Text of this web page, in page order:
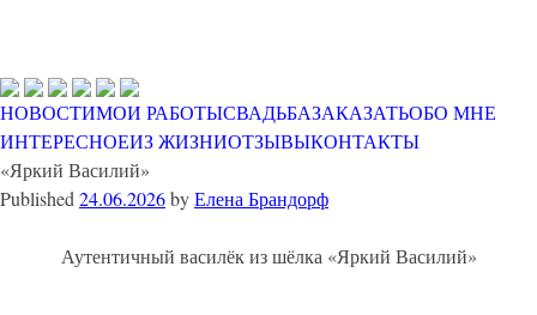
Skip
to
content
НОВОСТИМОИ РАБОТЫСВАДЬБАЗАКАЗАТЬОБО МНЕ
ИНТЕРЕСНОЕИЗ ЖИЗНИОТЗЫВЫКОНТАКТЫ
«Яркий Василий»
Published 24.06.2026byЕлена Брандорф
Аутентичный василёк из шёлка «Яркий Василий»